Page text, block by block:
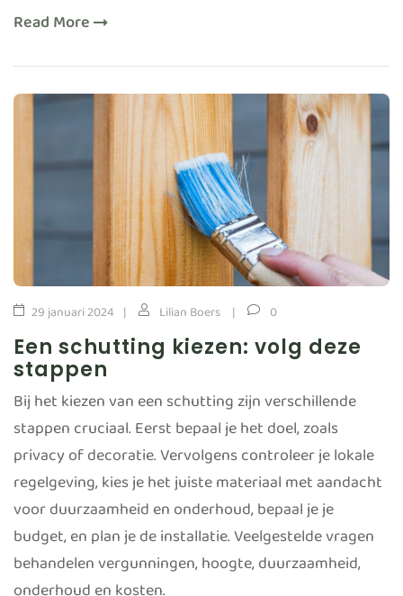
Read More
29 januari 2024 Lilian Boers 0
Een schutting kiezen: volg deze
stappen
Bij het kiezen van een schutting zijn verschillende
stappen cruciaal. Eerst bepaal je het doel, zoals
privacy of decoratie. Vervolgens controleer je lokale
regelgeving, kies je het juiste materiaal met aandacht
voor duurzaamheid en onderhoud, bepaal je je
budget, en plan je de installatie. Veelgestelde vragen
behandelen vergunningen, hoogte, duurzaamheid,